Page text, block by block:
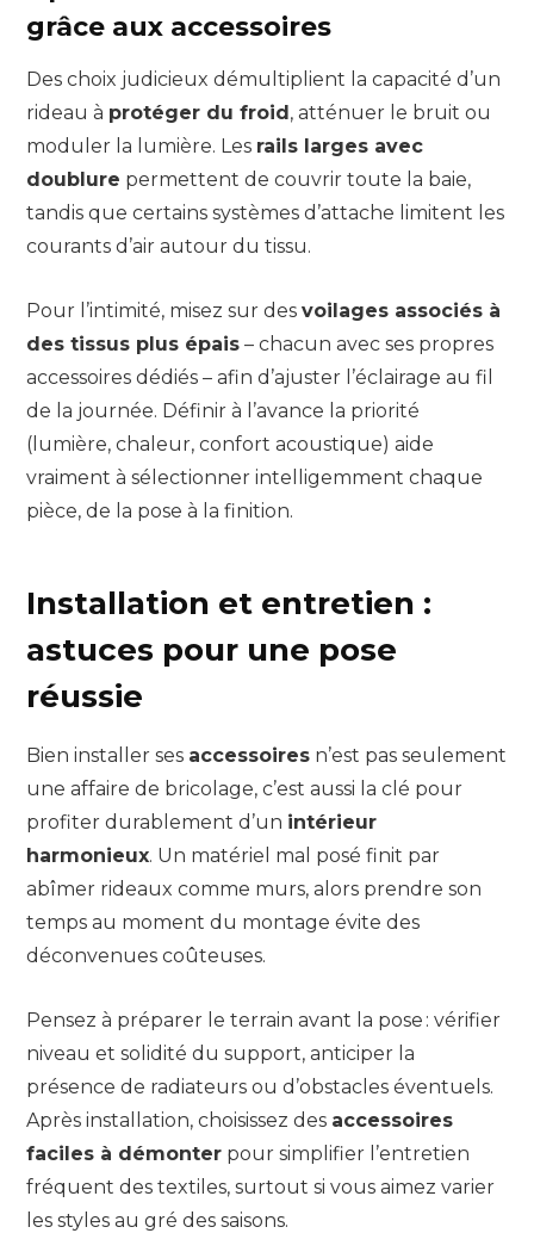
grâce aux accessoires
Des choix judicieux démultiplient la capacité d’un
rideau à protéger du froid, atténuer le bruit ou
moduler la lumière. Les rails larges avec
doublure permettent de couvrir toute la baie,
tandis que certains systèmes d’attache limitent les
courants d’air autour du tissu.
Pour l’intimité, misez sur des voilages associés à
des tissus plus épais – chacun avec ses propres
accessoires dédiés – afin d’ajuster l’éclairage au fil
de la journée. Définir à l’avance la priorité
(lumière, chaleur, confort acoustique) aide
vraiment à sélectionner intelligemment chaque
pièce, de la pose à la finition.
Installation et entretien :
astuces pour une pose
réussie
Bien installer ses accessoires n’est pas seulement
une affaire de bricolage, c’est aussi la clé pour
profiter durablement d’un intérieur
harmonieux. Un matériel mal posé finit par
abîmer rideaux comme murs, alors prendre son
temps au moment du montage évite des
déconvenues coûteuses.
Pensez à préparer le terrain avant la pose : vérifier
niveau et solidité du support, anticiper la
présence de radiateurs ou d’obstacles éventuels.
Après installation, choisissez des accessoires
faciles à démonter pour simplifier l’entretien
fréquent des textiles, surtout si vous aimez varier
les styles au gré des saisons.